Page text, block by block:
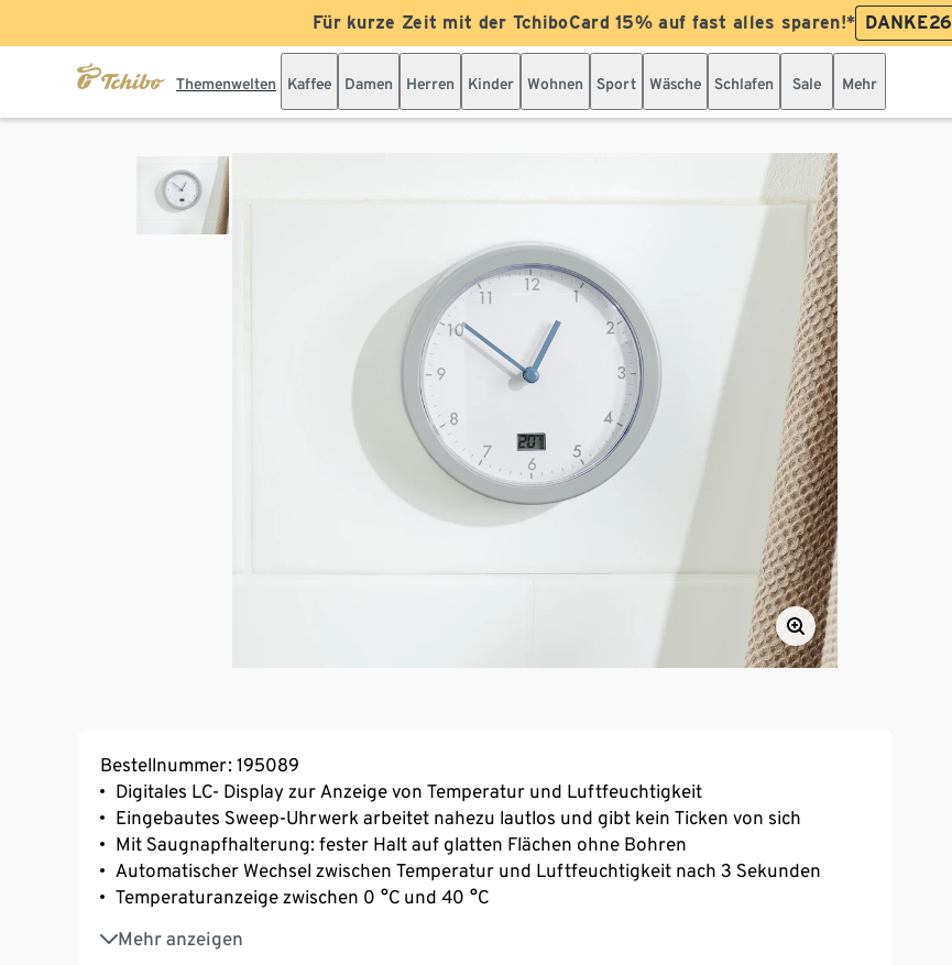
Für kurze Zeit mit der TchiboCard 15% auf fast alles sparen!* DANKE26
Themenwelten Kaffee Damen Herren Kinder Wohnen Sport Wäsche Schlafen Sale Mehr
Bestellnummer: 195089
Digitales LC- Display zur Anzeige von Temperatur und Luftfeuchtigkeit
Eingebautes Sweep-Uhrwerk arbeitet nahezu lautlos und gibt kein Ticken von sich
Mit Saugnapfhalterung: fester Halt auf glatten Flächen ohne Bohren
Automatischer Wechsel zwischen Temperatur und Luftfeuchtigkeit nach 3 Sekunden
Temperaturanzeige zwischen 0 °C und 40 °C
Mehr anzeigen
Messbereich der Luftfeuchtigkeit von 10% bis 99%
Flexibler Einsatz mit Saugnapf, Aufhängevorrichtung oder Ständer